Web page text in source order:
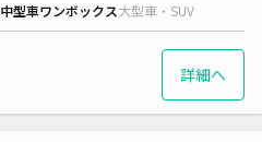
中型車ワンボックス大型車・SUV
詳細へ